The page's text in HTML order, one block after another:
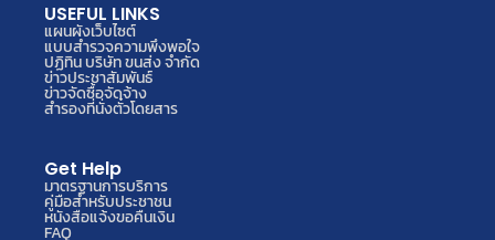
USEFUL LINKS
แผนผังเว็บไซต์
แบบสำรวจความพึงพอใจ
ปฏิทิน บริษัท ขนส่ง จำกัด
ข่าวประชาสัมพันธ์
ข่าวจัดซื้อจัดจ้าง
สำรองที่นั่งตั๋วโดยสาร
Get Help
มาตรฐานการบริการ
คู่มือสำหรับประชาชน
หนังสือแจ้งขอคืนเงิน
FAQ